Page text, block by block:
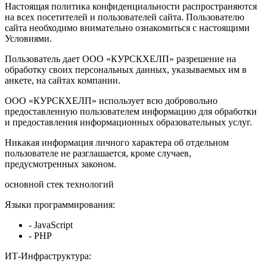
Настоящая политика конфиденциальности распространяются
на всех посетителей и пользователей сайта. Пользователю
сайта необходимо внимательно ознакомиться с настоящими
Условиями.
Пользователь дает ООО «КУРСКХЕЛП» разрешение на
обработку своих персональных данных, указываемых им в
анкете, на сайтах компании.
ООО «КУРСКХЕЛП» использует всю добровольно
предоставленную пользователем информацию для обработки
и предоставления информационных образовательных услуг.
Никакая информация личного характера об отдельном
пользователе не разглашается, кроме случаев,
предусмотренных законом.
основной стек технологий
Языки программирования:
- JavaScript
- PHP
ИТ-Инфраструктура: